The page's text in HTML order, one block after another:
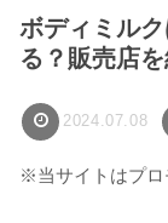
ボディミル
る？販売店
2024.07.08
※当サイトはプロ